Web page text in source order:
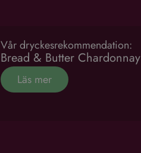
Vår dryckesrekommendation:
Bread & Butter Chardonnay
Läs mer